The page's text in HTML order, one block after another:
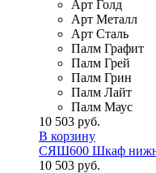
Арт Голд
Арт Металл
Арт Сталь
Палм Графит
Палм Грей
Палм Грин
Палм Лайт
Палм Маус
10 503 руб.
В корзину
СЯШ600 Шкаф
10 503 руб.